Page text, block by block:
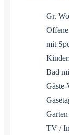
Gr.
mit
Bad
Gäste-
TV /